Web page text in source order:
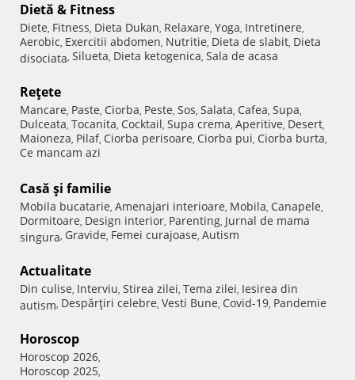
Dietă & Fitness
Diete, Fitness, Dieta Dukan, Relaxare, Yoga, Intretinere,
Aerobic, Exercitii abdomen, Nutritie, Dieta de slabit, Dieta
disociata, Silueta, Dieta ketogenica, Sala de acasa
Reţete
Mancare, Paste, Ciorba, Peste, Sos, Salata, Cafea, Supa,
Dulceata, Tocanita, Cocktail, Supa crema, Aperitive, Desert,
Maioneza, Pilaf, Ciorba perisoare, Ciorba pui, Ciorba burta,
Ce mancam azi
Casă şi familie
Mobila bucatarie, Amenajari interioare, Mobila, Canapele,
Dormitoare, Design interior, Parenting, Jurnal de mama
singura, Gravide, Femei curajoase, Autism
Actualitate
Din culise, Interviu, Stirea zilei, Tema zilei, Iesirea din
autism, Despărţiri celebre, Vesti Bune, Covid-19, Pandemie
Horoscop
Horoscop 2026,
Horoscop 2025,